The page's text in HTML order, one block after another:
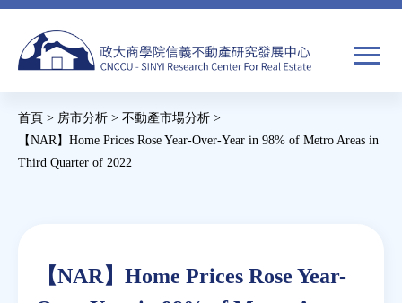
Jump
navigation
搜
搜
尋
您
首頁 > 房市分析 > 不動產市場分析 >
【NAR】Home Prices Rose Year-Over-Year in 98% of Metro Areas in
Third Quarter of 2022
Back
【NAR】Home Prices Rose Year-